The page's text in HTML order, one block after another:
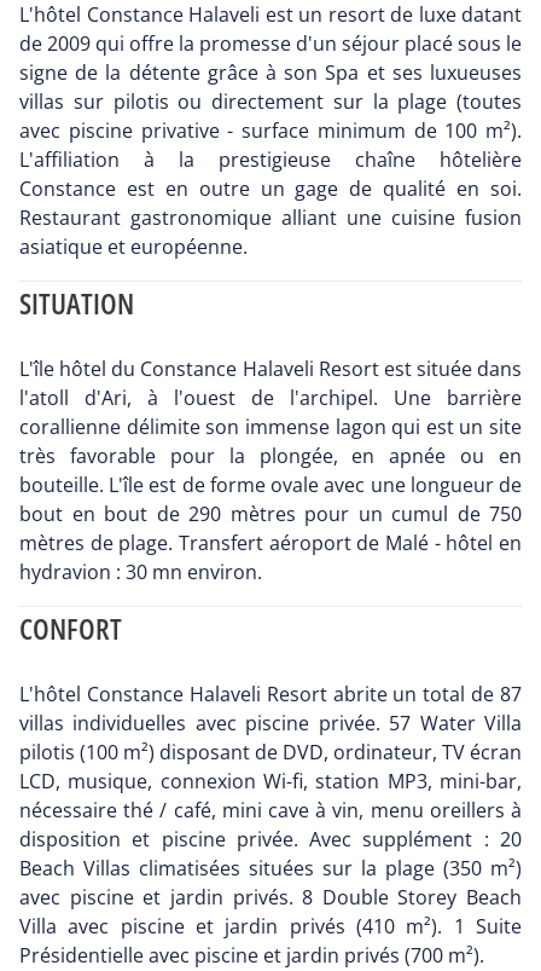
L'hôtel Constance Halaveli est un resort de luxe datant
de 2009 qui offre la promesse d'un séjour placé sous le
signe de la détente grâce à son Spa et ses luxueuses
villas sur pilotis ou directement sur la plage (toutes
avec piscine privative - surface minimum de 100 m²).
L'affiliation à la prestigieuse chaîne hôtelière
Constance est en outre un gage de qualité en soi.
Restaurant gastronomique alliant une cuisine fusion
asiatique et européenne.
SITUATION
L'île hôtel du Constance Halaveli Resort est située dans
l'atoll d'Ari, à l'ouest de l'archipel. Une barrière
corallienne délimite son immense lagon qui est un site
très favorable pour la plongée, en apnée ou en
bouteille. L'île est de forme ovale avec une longueur de
bout en bout de 290 mètres pour un cumul de 750
mètres de plage. Transfert aéroport de Malé - hôtel en
hydravion : 30 mn environ.
CONFORT
L'hôtel Constance Halaveli Resort abrite un total de 87
villas individuelles avec piscine privée. 57 Water Villa
pilotis (100 m²) disposant de DVD, ordinateur, TV écran
LCD, musique, connexion Wi-fi, station MP3, mini-bar,
nécessaire thé / café, mini cave à vin, menu oreillers à
disposition et piscine privée. Avec supplément : 20
Beach Villas climatisées situées sur la plage (350 m²)
avec piscine et jardin privés. 8 Double Storey Beach
Villa avec piscine et jardin privés (410 m²). 1 Suite
Présidentielle avec piscine et jardin privés (700 m²).